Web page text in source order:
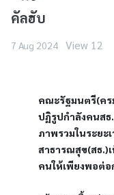
คัลฮับ
7 Aug 2024 View 12
คณะรัฐมนตรี(คร
ปฏิรูปกําลังคนส
ภาพรวมในระยะ
สาธารณสุข(สธ.)
คนให้เพียงพอต่